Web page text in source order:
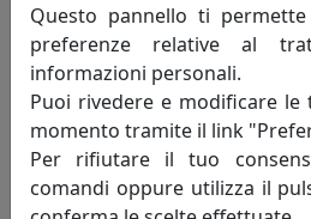
oggetto prodotti
personalizzati, nelle
decise dall'utente, che
prodotto le cui
consyeta proposta di vendita
canale online e il catalogo
produttrice.
Questo pannello ti
preferenze relative al
informazioni personali.
Puoi rivedere e modificare le
momento tramite il link
Per rifiutare il tuo
comandi oppure utilizza il